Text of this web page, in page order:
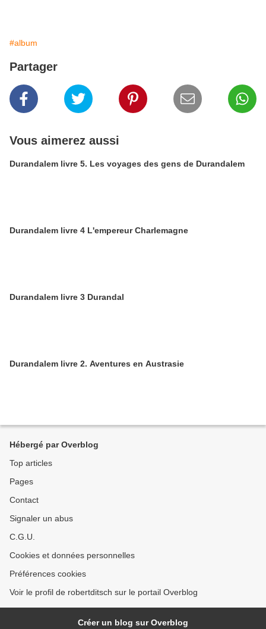
#album
Partager
Vous aimerez aussi
Durandalem livre 5. Les voyages des gens de Durandalem
Durandalem livre 4 L'empereur Charlemagne
Durandalem livre 3 Durandal
Durandalem livre 2. Aventures en Austrasie
Hébergé par Overblog
Top articles
Pages
Contact
Signaler un abus
C.G.U.
Cookies et données personnelles
Préférences cookies
Voir le profil de robertditsch sur le portail Overblog
Créer un blog sur Overblog